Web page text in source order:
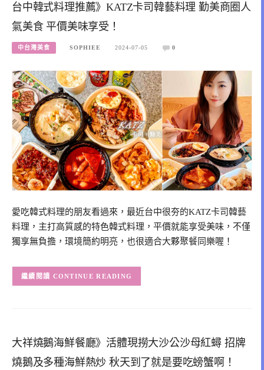
台中韓式料理推薦》KATZ卡司韓藝料理 勤美商圈人
氣美食 平價美味享受！
中台灣美食 SOPHIEE 2024-07-05 0
愛吃韓式料理的朋友看過來，最近台中很夯的KATZ卡司韓藝
料理，主打高質感的特色韓式料理，平價就能享受美味，不僅
獨享無負擔，環境簡約明亮，也很適合大夥聚餐同樂喔！
CONTINUE READING
大祥燒鵝海鮮餐廳》活體現撈大沙公沙母紅蟳 招牌
燒鵝及多種海鮮熱炒 秋天到了就是要吃螃蟹啊！